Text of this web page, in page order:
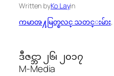
Written byKo Layin
ကမာၻ႔မြတ္စလင္ သတင္းမ်ား,
ဒီဇင္ဘာ ၂၆၊ ၂၀၁၇
M-Media